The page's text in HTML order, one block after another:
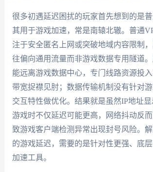
很多初遇延迟困扰的玩家首先想到的是
其用于游戏加速，常是南辕北辙。普通
注于安全匿名上网或突破地域内容限制
往偏向通用流量而非游戏数据专用隧道
能远离游戏数据中心，专门线路资源投
带宽捉襟见肘；数据传输机制没有针对
交互特性做优化。结果就是虽然IP地址
游戏时不仅延迟可能更高，网络抖动反
致游戏客户端检测异常出现封号风险。
的游戏延迟，需要的是针对性更强、底
加速工具。